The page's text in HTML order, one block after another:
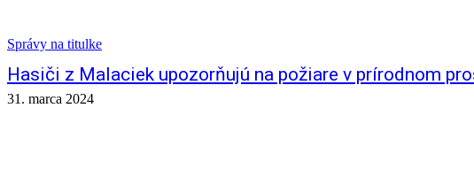
Správy na titulke
Hasiči z Malaciek upozorňujú na požiare v prírodnom
31. marca 2024